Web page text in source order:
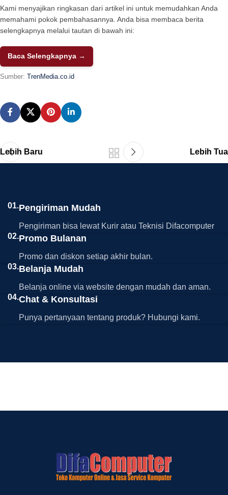
Kami menyajikan ringkasan dari artikel ini untuk memudahkan Anda
memahami pokok pembahasannya. Anda bisa membaca berita
selengkapnya melalui tautan di bawah ini:
Baca Selengkapnya →
Sumber: TrenMedia.co.id
Lebih Baru Lebih Tua
01.Pengiriman Mudah
Pengiriman bisa lewat Kurir atau Teknisi Difacomputer
02.Promo Bulanan
Promo dan diskon setiap akhir bulan.
03.Belanja Mudah
Belanja online via website dengan mudah dan aman.
04.Chat & Konsultasi
Punya pertanyaan tentang produk? Hubungi kami.